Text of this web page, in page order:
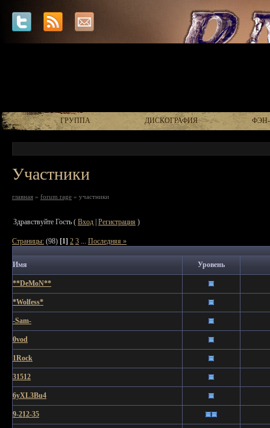
ГРУППА ДИСКОГРАФИЯ
Участники
главная » forum rage » участники
Здравствуйте Гость ( Вход Регистрация )
Страницы: (98) [1] 2 3 ... Последняя »
Имя Уровень
**DeMoN**
*Wolfess*
-Sam-
0vod
1Rock
31512
6yXL3Bu4
9-212-35